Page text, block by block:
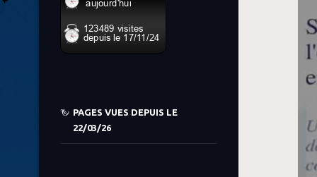
PAGES VUES DEPUIS LE
22/03/26